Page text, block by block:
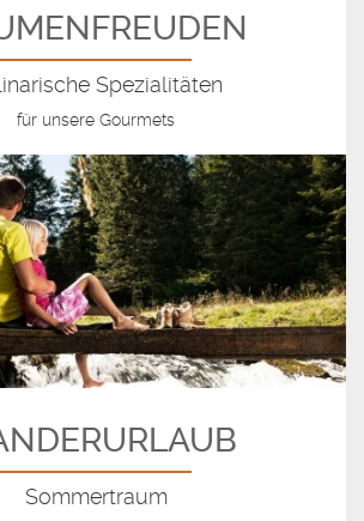
Spezialitäten
für unsere Gourmets
Sommertraum